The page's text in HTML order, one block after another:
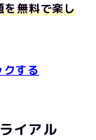
を無料で楽し
クする
イアル